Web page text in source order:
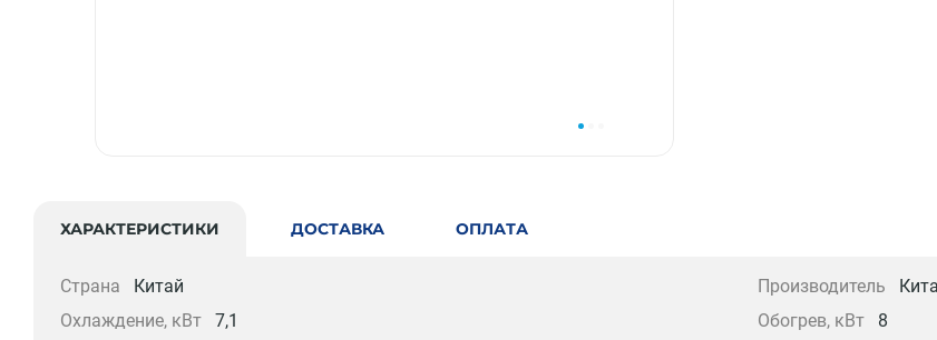
ХАРАКТЕРИСТИКИ ДОСТАВКА ОПЛАТА
Страна Китай Производитель
Охлаждение, кВт
7,1 Обогрев, кВт
8